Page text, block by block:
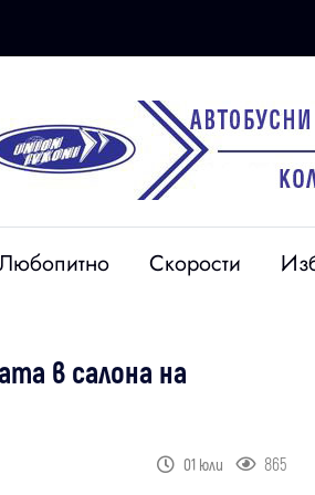
Любопитно Скорости
в салона на
01 юли 865